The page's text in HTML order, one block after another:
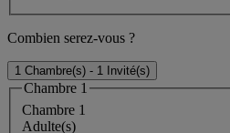
Combien serez-vous ?
1 Chambre(s) - 1 Invité(s)
Chambre 1
Chambre 1
Adulte(s)